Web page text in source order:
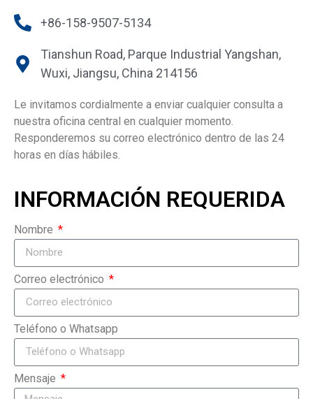
+86-158-9507-5134
Tianshun Road, Parque Industrial Yangshan,
Wuxi, Jiangsu, China 214156
Le invitamos cordialmente a enviar cualquier consulta a
nuestra oficina central en cualquier momento.
Responderemos su correo electrónico dentro de las 24
horas en días hábiles.
INFORMACIÓN REQUERIDA
Nombre
Correo electrónico
Teléfono o Whatsapp
Mensaje